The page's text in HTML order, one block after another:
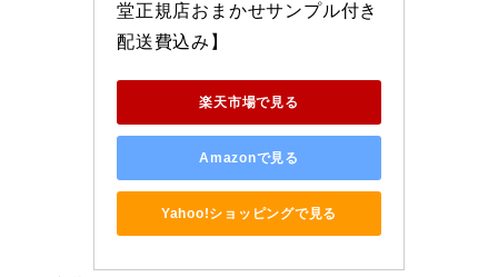
堂正規店おまかせサンプル付き
配送費込み】
楽天市場で見る
Amazonで見る
Yahoo!ショッピングで見る